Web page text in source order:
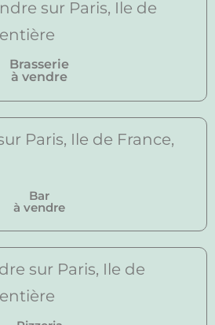
Brasserie
à vendre
Bar
à vendre